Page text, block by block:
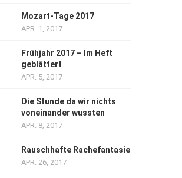
Mozart-Tage 2017
APR. 1, 2017
Frühjahr 2017 – Im Heft
geblättert
APR. 5, 2017
Die Stunde da wir nichts
voneinander wussten
APR. 8, 2017
Rauschhafte Rachefantasie
APR. 26, 2017